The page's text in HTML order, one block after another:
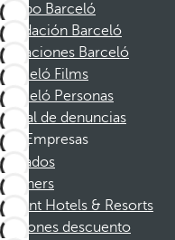
Grupo Barceló
Fundación Barceló
Vacaciones Barceló
Barceló Films
Barceló Personas
Canal de denuncias
Empresas
Afiliados
Partners
Dorint Hotels & Resorts
Cupones descuento